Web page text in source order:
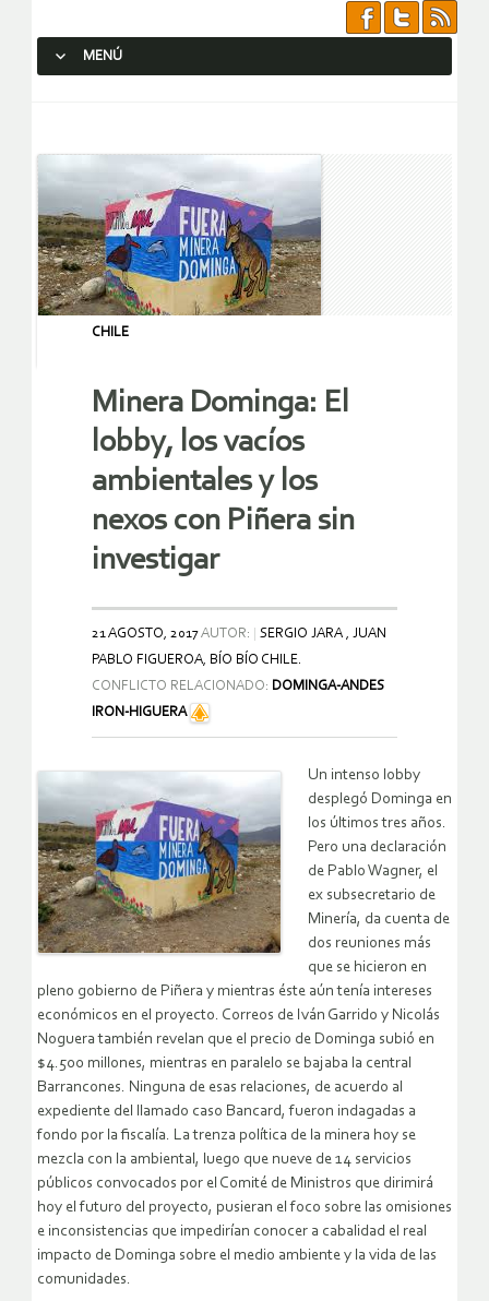
MENÚ
CHILE
Minera Dominga: El
lobby, los vacíos
ambientales y los
nexos con Piñera sin
investigar
21 AGOSTO, 2017AUTOR:
SERGIO JARA , JUAN
PABLO FIGUEROA, BÍO BÍO CHILE.
CONFLICTO RELACIONADO: DOMINGA-ANDES
IRON-HIGUERA
Un intenso lobby
desplegó Dominga en
los últimos tres años.
Pero una declaración
de Pablo Wagner, el
ex subsecretario de
Minería, da cuenta de
dos reuniones más
que se hicieron en
pleno gobierno de Piñera y mientras éste aún tenía intereses
económicos en el proyecto. Correos de Iván Garrido y Nicolás
Noguera también revelan que el precio de Dominga subió en
$4.500 millones, mientras en paralelo se bajaba la central
Barrancones. Ninguna de esas relaciones, de acuerdo al
expediente del llamado caso Bancard, fueron indagadas a
fondo por la fiscalía. La trenza política de la minera hoy se
mezcla con la ambiental, luego que nueve de 14 servicios
públicos convocados por el Comité de Ministros que dirimirá
hoy el futuro del proyecto, pusieran el foco sobre las omisiones
e inconsistencias que impedirían conocer a cabalidad el real
impacto de Dominga sobre el medio ambiente y la vida de las
comunidades.